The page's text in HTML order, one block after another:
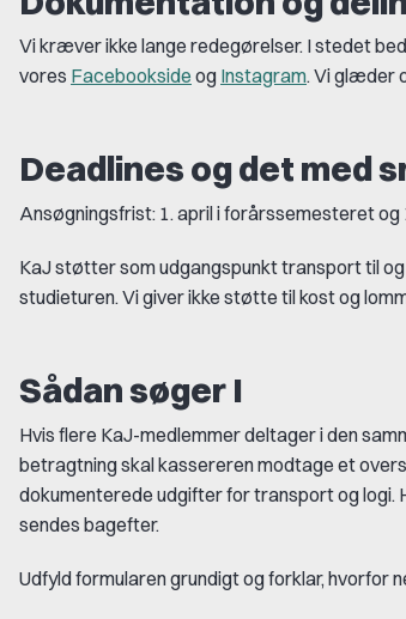
Vi kræver ikke lange redegørelser. I stedet
vores Facebookside og Instagram. Vi glæder
Deadlines og det med
Ansøgningsfrist: 1. april i forårssemesteret
KaJ støtter som udgangspunkt transport til
studieturen. Vi giver ikke støtte til kost og
Sådan søger I
Hvis flere KaJ-medlemmer deltager i den
betragtning skal kassereren modtage et
dokumenterede udgifter for transport og logi.
sendes bagefter.
Udfyld formularen grundigt og forklar, hvorfor